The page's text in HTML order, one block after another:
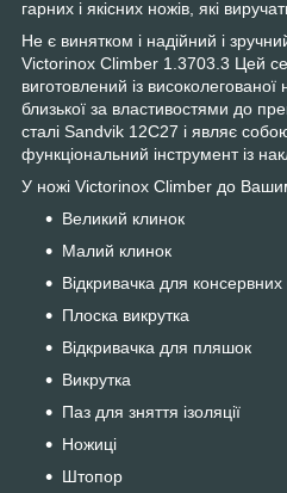
гарних і якісних ножів, які
Не є винятком і надійний і
Victorinox Climber 1.3703.3 Цей
виготовлений із високолегованої
близької за властивостями до
сталі Sandvik 12C27 і являє
функціональний інструмент із
У ножі Victorinox Climber до
Великий клинок
Малий клинок
Відкривачка для
Плоска викрутка
Відкривачка для пляшок
Викрутка
Паз для зняття ізоляції
Ножиці
Штопор